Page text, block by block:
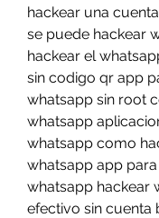
hackear una
se puede hackear
hackear el
sin codigo qr app
whatsapp sin root
whatsapp
whatsapp como
whatsapp app
whatsapp hackear
efectivo sin cuenta